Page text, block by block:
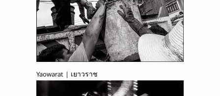
Yaowarat | เยาวราช